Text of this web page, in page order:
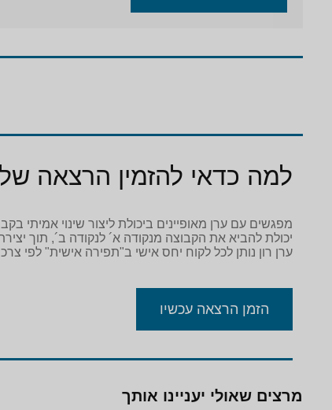
למה כדאי להזמין הרצאה של
מפגשים עם ערן מאופיינים ביכולת ליצור שינוי אמיתי
יכולת להביא את הקבוצה מנקודה א´ לנקודה ב´, תוך
ערן רון נותן לכל לקוח יחס אישי ב"תפירה אישית" לפי
הזמן הרצאה עכשיו
מרצים שאולי יעניינו אותך